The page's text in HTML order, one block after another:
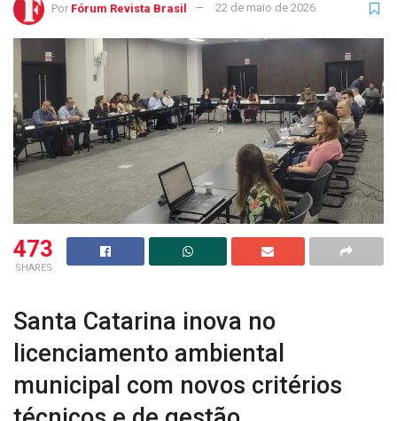
Por Fórum Revista Brasil 22 de maio de 2026
473
SHARES
Santa Catarina inova no
licenciamento ambiental
municipal com novos critérios